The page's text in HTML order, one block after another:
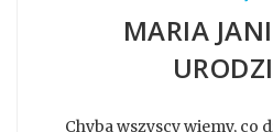
MARIA
Chyba wszyscy wiemy, co